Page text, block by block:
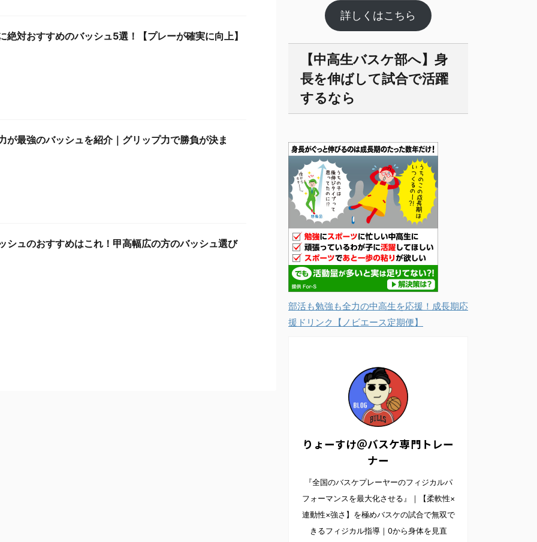
絶対おすすめのバッシュ5選！【プレーが確実に向上】
が最強のバッシュを紹介｜グリップ力で勝負が決ま
シュのおすすめはこれ！甲高幅広の方のバッシュ選び
詳しくはこちら
【中高生バスケ部へ】身
長を伸ばして試合で活躍
するなら
部活も勉強も全力の中高生を応援！成長期応
援ドリンク【ノビエース定期便】
りょーすけ＠バスケ専門トレー
ナー
『全国のバスケプレーヤーのフィジカルパ
フォーマンスを最大化させる』｜【柔軟性×
連動性×強さ】を極めバスケの試合で無双で
きるフィジカル指導｜0から身体を見直